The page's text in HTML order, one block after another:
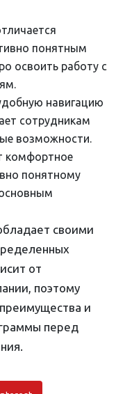
понятным
освоить работу с
навигацию
сотрудникам
возможности.
комфортное
понятному
своими
от
поэтому
и
перед